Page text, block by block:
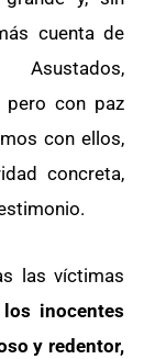
cuenta de
pero con paz
con ellos,
concreta,
las víctimas
inocentes
y redentor,